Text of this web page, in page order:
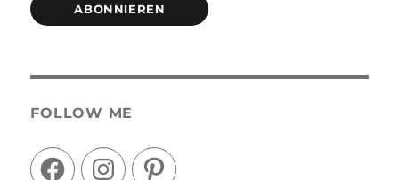
ABONNIEREN
FOLLOW ME
FacebookInstagramPinterest